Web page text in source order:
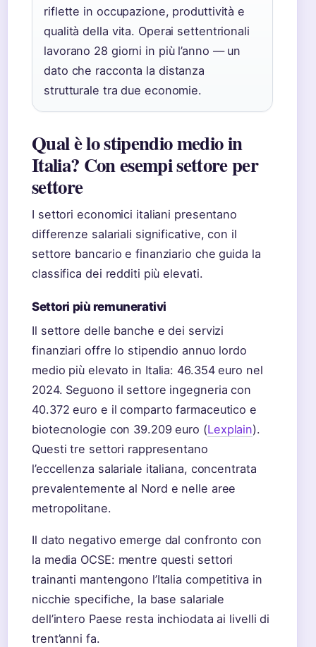
riflette in occupazione, produttività e
qualità della vita. Operai settentrionali
lavorano 28 giorni in più l’anno — un
dato che racconta la distanza
strutturale tra due economie.
Qual è lo stipendio medio in
Italia? Con esempi settore per
settore
I settori economici italiani presentano
differenze salariali significative, con il
settore bancario e finanziario che guida la
classifica dei redditi più elevati.
Settori più remunerativi
Il settore delle banche e dei servizi
finanziari offre lo stipendio annuo lordo
medio più elevato in Italia: 46.354 euro nel
2024. Seguono il settore ingegneria con
40.372 euro e il comparto farmaceutico e
biotecnologie con 39.209 euro (Lexplain).
Questi tre settori rappresentano
l’eccellenza salariale italiana, concentrata
prevalentemente al Nord e nelle aree
metropolitane.
Il dato negativo emerge dal confronto con
la media OCSE: mentre questi settori
trainanti mantengono l’Italia competitiva in
nicchie specifiche, la base salariale
dell’intero Paese resta inchiodata ai livelli di
trent’anni fa.